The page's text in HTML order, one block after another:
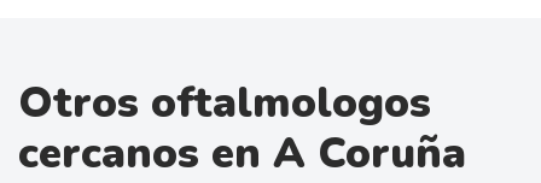
Otros oftalmologos
cercanos en A Coruña